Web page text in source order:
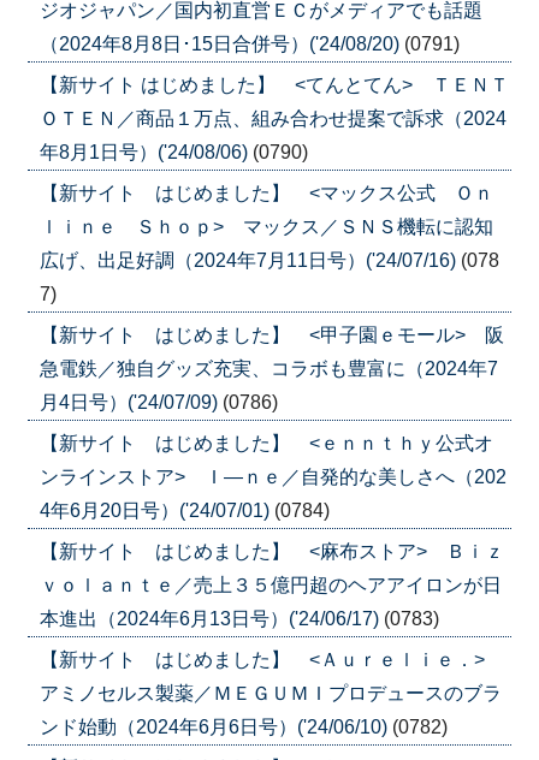
ジオジャパン／国内初直営ＥＣがメディアでも話題
（2024年8月8日･15日合併号）('24/08/20) (0791)
【新サイト はじめました】 <てんとてん> ＴＥＮＴ
ＯＴＥＮ／商品１万点、組み合わせ提案で訴求（2024
年8月1日号）('24/08/06) (0790)
【新サイト はじめました】 <マックス公式 Ｏｎ
ｌｉｎｅ Ｓｈｏｐ> マックス／ＳＮＳ機転に認知
広げ、出足好調（2024年7月11日号）('24/07/16) (078
7)
【新サイト はじめました】 <甲子園ｅモール> 阪
急電鉄／独自グッズ充実、コラボも豊富に（2024年7
月4日号）('24/07/09) (0786)
【新サイト はじめました】 <ｅｎｎｔｈｙ公式オ
ンラインストア> Ｉ―ｎｅ／自発的な美しさへ（202
4年6月20日号）('24/07/01) (0784)
【新サイト はじめました】 <麻布ストア> Ｂｉｚ
ｖｏｌａｎｔｅ／売上３５億円超のヘアアイロンが日
本進出（2024年6月13日号）('24/06/17) (0783)
【新サイト はじめました】 <Ａｕｒｅｌｉｅ．>
アミノセルス製薬／ＭＥＧＵＭＩプロデュースのブラ
ンド始動（2024年6月6日号）('24/06/10) (0782)